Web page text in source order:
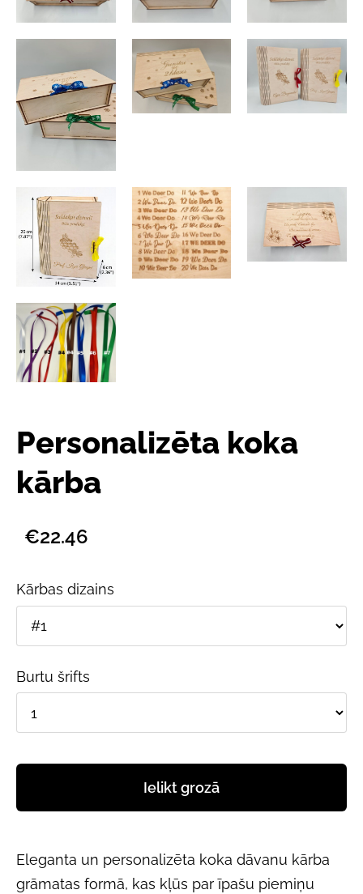
Personalizēta koka
kārba
€22.46
Kārbas dizains
Burtu šrifts
Ielikt grozā
Eleganta un personalizēta koka dāvanu kārba
grāmatas formā, kas kļūs par īpašu piemiņu